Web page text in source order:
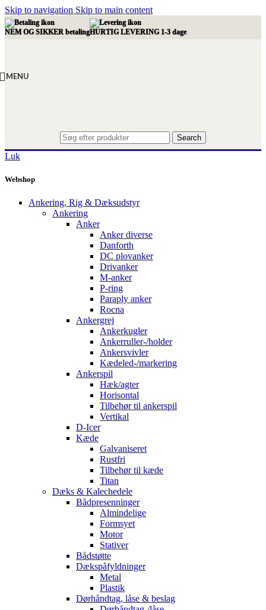
Skip to navigation Skip to main content
NEM OG SIKKER betalingHURTIG LEVERING 1-3 dage
MENU
Search
Luk
Webshop
Ankering, Rig & Dæksudstyr
Ankering
Anker
Anker diverse
Danforth
DC plovanker
Drivanker
M-anker
P-ring
Paraply anker
Rocna
Ankergrej
Ankerkugler
Ankerruller-/holder
Ankersvivler
Kædeled-/markering
Ankerspil
Hæk/agter
Horisontal
Tilbehør til ankerspil
Vertikal
D-Icer
Kæde
Galvaniseret
Rustfri
Tilbehør til kæde
Titan
Dæks & Kalechedele
Bådpresenninger
Almindelige
Formsyet
Motor
Stativer
Bådstøtte
Dækspåfyldninger
Metal
Plastik
Dørhåndtag, låse & beslag